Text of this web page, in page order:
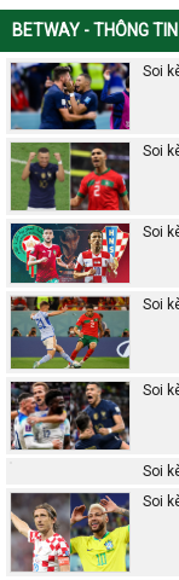
BETWAY - THÔNG
Soi
Soi
Soi
Soi
Soi
Soi
Soi